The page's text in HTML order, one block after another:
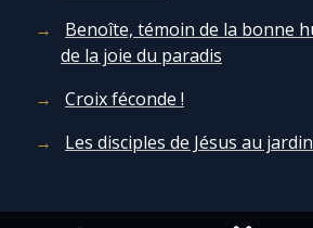
Benoîte, témoin de la bonne
de la joie du paradis
Croix féconde !
Les disciples de Jésus au